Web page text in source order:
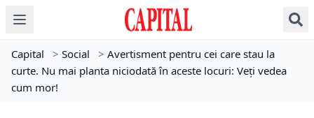
Capital > Social > Avertisment pentru cei care stau la
curte. Nu mai planta niciodată în aceste locuri: Veți vedea
cum mor!